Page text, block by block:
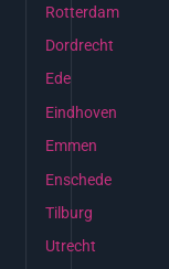
Rotterdam
Dordrecht
Ede
Eindhoven
Emmen
Enschede
Tilburg
Utrecht